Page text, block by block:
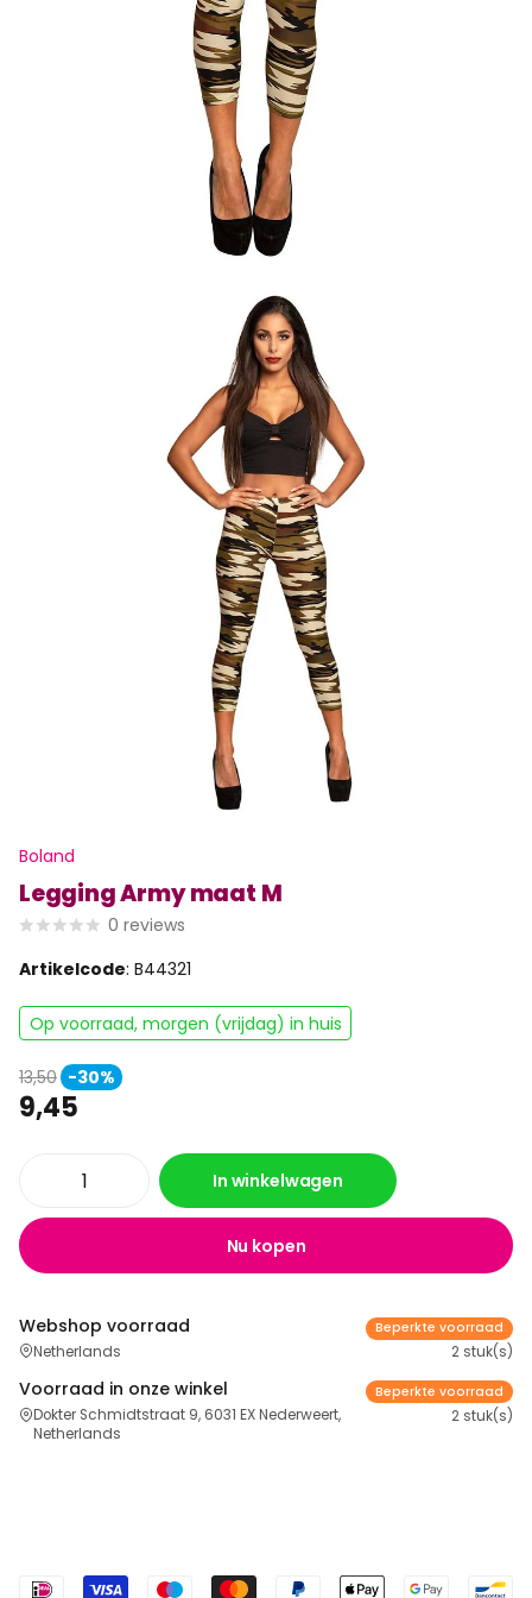
Boland
Legging Army maat M
0 reviews
Artikelcode: B44321
Op voorraad, morgen (vrijdag) in huis
13,50 -30%
9,45
In winkelwagen
Nu kopen
Webshop voorraad
Netherlands
Beperkte voorraad
2 stuk(s)
Voorraad in onze winkel
Dokter Schmidtstraat 9, 6031 EX Nederweert,
Netherlands
Beperkte voorraad
2 stuk(s)